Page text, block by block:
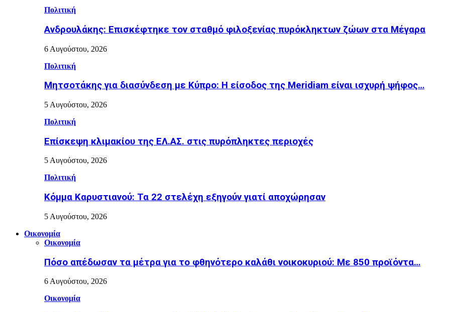
Πολιτική
Ανδρουλάκης: Επισκέφτηκε τον σταθμό φιλοξενίας πυρόκληκτων ζώων στα Μέγαρα
6 Αυγούστου, 2026
Πολιτική
Μητσοτάκης για διασύνδεση με Κύπρο: Η είσοδος της Meridiam είναι ισχυρή ψήφος…
5 Αυγούστου, 2026
Πολιτική
Επίσκεψη κλιμακίου της ΕΛ.ΑΣ. στις πυρόπληκτες περιοχές
5 Αυγούστου, 2026
Πολιτική
Κόμμα Καρυστιανού: Τα 22 στελέχη εξηγούν γιατί αποχώρησαν
5 Αυγούστου, 2026
Οικονομία
Οικονομία
Πόσο απέδωσαν τα μέτρα για το φθηνότερο καλάθι νοικοκυριού: Με 850 προϊόντα…
6 Αυγούστου, 2026
Οικονομία